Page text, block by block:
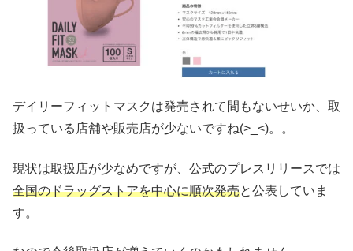
デイリーフィットマスクは発売されて間もないせいか、取
扱っている店舗や販売店が少ないですね(>_<)。。
現状は取扱店が少なめですが、公式のプレスリリースでは
全国のドラッグストアを中心に順次発売と公表していま
す。